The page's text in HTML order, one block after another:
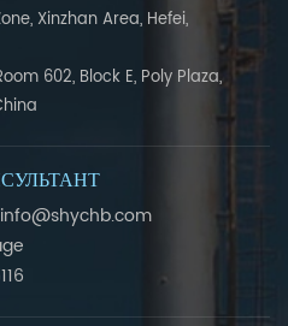
Xinzhan Area, Hefei,
602, Block E, Poly Plaza,
info@shychb.com